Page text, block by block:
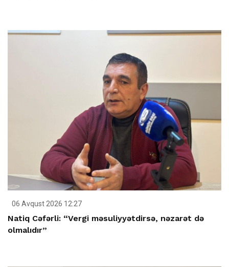
06 Avqust 2026 12:27
Natiq Cəfərli: “Vergi məsuliyyətdirsə, nəzarət də
olmalıdır”